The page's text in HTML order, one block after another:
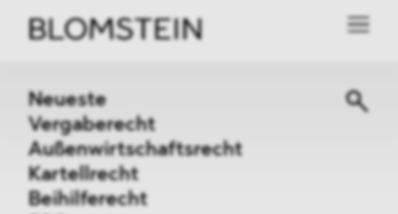
Neueste
Vergaberecht
Außenwirtschaftsrecht
Kartellrecht
Beihilferecht